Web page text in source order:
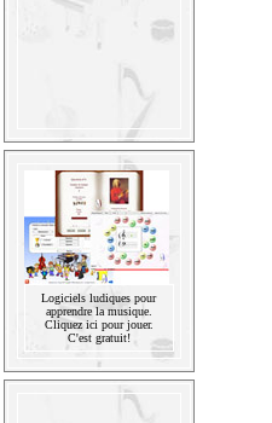
Logiciels ludiques pour
apprendre la musique.
Cliquez ici pour jouer.
C'est gratuit!